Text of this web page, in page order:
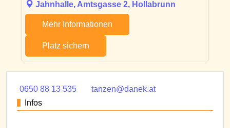
Jahnhalle, Amtsgasse 2, Hollabrunn
Mehr Informationen
Platz sichern
0650 88 13 535
tanzen@danek.at
Infos